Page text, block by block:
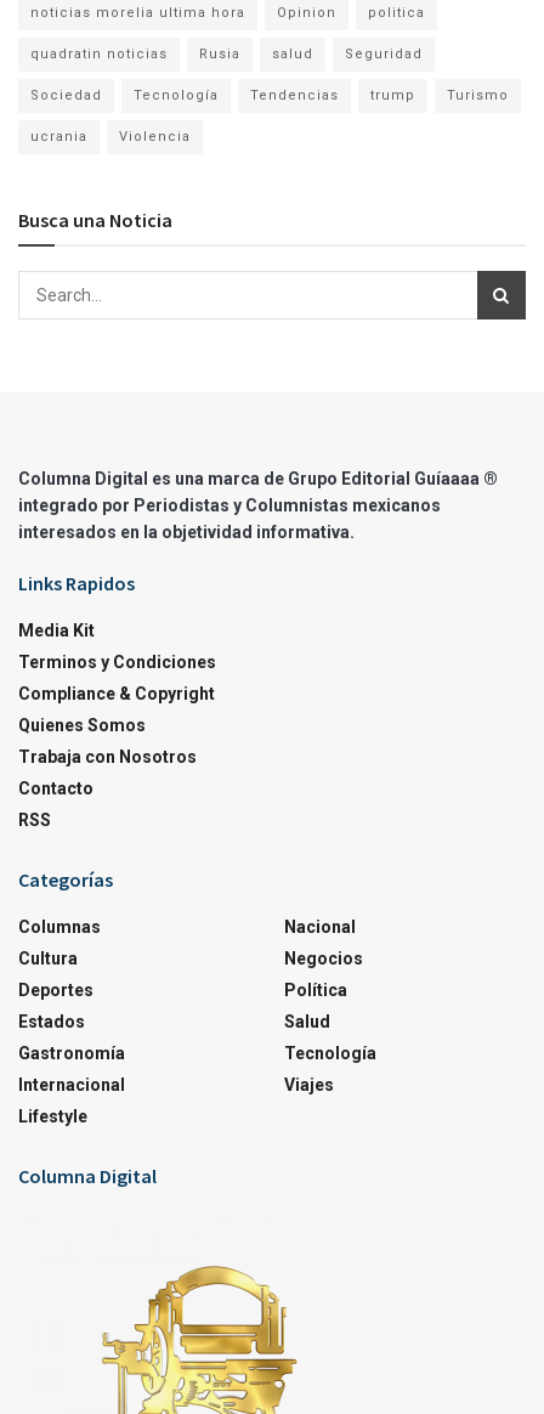
noticias morelia ultima hora Opinion politica
quadratin noticias Rusia salud Seguridad
Sociedad Tecnología Tendencias trump Turismo
ucrania Violencia
Busca una Noticia
Columna Digital es una marca de Grupo Editorial Guíaaaa ®
integrado por Periodistas y Columnistas mexicanos
interesados en la objetividad informativa.
Links Rapidos
Media Kit
Terminos y Condiciones
Compliance & Copyright
Quienes Somos
Trabaja con Nosotros
Contacto
RSS
Categorías
Columnas
Cultura
Deportes
Estados
Gastronomía
Internacional
Lifestyle
Nacional
Negocios
Política
Salud
Tecnología
Viajes
Columna Digital